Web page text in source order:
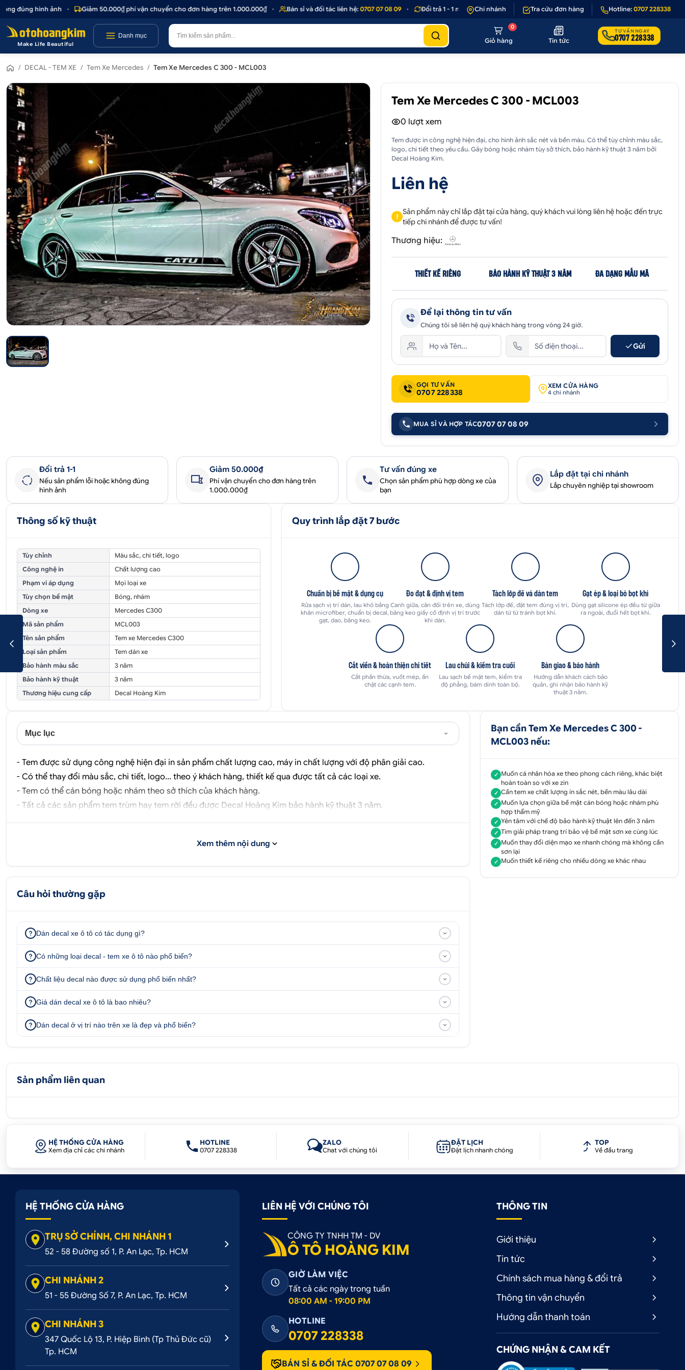
đúng hình ảnh • Giảm 50.000₫ phí vận chuyển cho đơn hàng trên 1.000.000₫ • Bán sỉ và đối tác liên hệ:0707 07 08 09 • Đổi trả 1 - 1 nếu sản phẩm lỗi hoặc không đúng hình ảnh Giảm 50.000₫ phí vận
Chi nhánh Tra cứu đơn hàng Hotline: 0707 228338
Make Life Beautiful
Danh mục
Giỏ hàng
0
Tin tức
TƯ VẤN NGAY
0707 228338
/ DECAL - TEM XE / Tem Xe Mercedes / Tem Xe Mercedes C 300 - MCL003
Tem Xe Mercedes C 300 - MCL003
0 lượt xem
Tem được in công nghệ hiện đại, cho hình ảnh sắc nét và bền màu. Có thể tùy chỉnh màu sắc,
logo, chi tiết theo yêu cầu. Gây bóng hoặc nhám tùy sở thích, bảo hành kỹ thuật 3 năm bởi
Decal Hoàng Kim.
Liên hệ
!
Sản phẩm này chỉ lắp đặt tại cửa hàng, quý khách vui lòng liên hệ hoặc đến trực
tiếp chi nhánh để được tư vấn!
Thương hiệu:
THIẾT KẾ RIÊNG BẢO HÀNH KỸ THUẬT 3 NĂM ĐA DẠNG MẪU MÃ
Để lại thông tin tư vấn
Chúng tôi sẽ liên hệ quý khách hàng trong vòng 24 giờ.
Gửi
GỌI TƯ VẤN
0707 228338
XEM CỬA HÀNG
4 chi nhánh
MUA SỈ VÀ HỢP TÁC0707 07 08 09
Đổi trả 1-1
Nếu sản phẩm lỗi hoặc không đúng
hình ảnh
Giảm 50.000₫
Phí vận chuyển cho đơn hàng trên
1.000.000₫
Tư vấn đúng xe
Chọn sản phẩm phù hợp dòng xe của
bạn
Lắp đặt tại chi nhánh
Lắp chuyên nghiệp tại showroom
Thông số kỹ thuật
Tùy chỉnh
Màu sắc, chi tiết, logo
Công nghệ in
Chất lượng cao
Phạm vi áp dụng
Mọi loại xe
Tùy chọn bề mặt
Bóng, nhám
Dòng xe
Mercedes C300
Mã sản phẩm
MCL003
Tên sản phẩm
Tem xe Mercedes C300
Loại sản phẩm
Tem dán xe
Bảo hành màu sắc
3 năm
Bảo hành kỹ thuật
3 năm
Thương hiệu cung cấp
Decal Hoàng Kim
Quy trình lắp đặt 7 bước
Chuẩn bị bề mặt & dụng cụ
Rửa sạch vị trí dán, lau khô bằng
khăn microfiber, chuẩn bị decal,
gạt, dao, băng keo.
Đo đạt & định vị tem
Canh giữa, cân đối trên xe, dùng
băng keo giấy cố định vị trí trước
khi dán.
Tách lớp đế và dán tem
Tách lớp đế, đặt tem đúng vị trí,
dán từ từ tránh bọt khí.
Gạt ép & loại bỏ bọt khí
Dùng gạt silicone ép đều từ giữa
ra ngoài, đuổi hết bọt khí.
Cắt viền & hoàn thiện chi tiết
Cắt phần thừa, vuốt mép, ấn
chặt các cạnh tem.
Lau chùi & kiểm tra cuối
Lau sạch bề mặt tem, kiểm tra
độ phẳng, bám dính toàn bộ.
Bàn giao & bảo hành
Hướng dẫn khách cách bảo
quản, ghi nhận bảo hành kỹ
thuật 3 năm.
Mục lục
- Tem được sử dụng công nghệ hiện đại in sản phẩm chất lượng cao, máy in chất lượng với độ phân giải cao.
- Có thể thay đổi màu sắc, chi tiết, logo... theo ý khách hàng, thiết kế qua được tất cả các loại xe.
- Tem có thể cán bóng hoặc nhám theo sở thích của khách hàng.
- Tất cả các sản phẩm tem trùm hay tem rời đều được Decal Hoàng Kim bảo hành kỹ thuật 3 năm.
Xem thêm nội dung
Câu hỏi thường gặp
Dán decal xe ô tô có tác dụng gì?
Có những loại decal - tem xe ô tô nào phổ biến?
Chất liệu decal nào được sử dụng phổ biến nhất?
Giá dán decal xe ô tô là bao nhiêu?
Dán decal ở vị trí nào trên xe là đẹp và phổ biến?
Bạn cần Tem Xe Mercedes C 300 -
MCL003 nếu:
✓ Muốn cá nhân hóa xe theo phong cách riêng, khác biệt
hoàn toàn so với xe zin
✓ Cần tem xe chất lượng in sắc nét, bền màu lâu dài
✓ Muốn lựa chọn giữa bề mặt cán bóng hoặc nhám phù
hợp thẩm mỹ
✓ Yên tâm với chế độ bảo hành kỹ thuật lên đến 3 năm
✓ Tìm giải pháp trang trí bảo vệ bề mặt sơn xe cùng lúc
✓ Muốn thay đổi diện mạo xe nhanh chóng mà không cần
sơn lại
✓ Muốn thiết kế riêng cho nhiều dòng xe khác nhau
Sản phẩm liên quan
HỆ THỐNG CỬA HÀNG
Xem địa chỉ các chi nhánh
HOTLINE
0707 228338
ZALO
Chat với chúng tôi
ĐẶT LỊCH
Đặt lịch nhanh chóng
TOP
Về đầu trang
HỆ THỐNG CỬA HÀNG
TRỤ SỞ CHÍNH, CHI NHÁNH 1
52 - 58 Đường số 1, P. An Lạc, Tp. HCM
CHI NHÁNH 2
51 - 55 Đường Số 7, P. An Lạc, Tp. HCM
CHI NHÁNH 3
347 Quốc Lộ 13, P. Hiệp Bình (Tp Thủ Đức cũ)
Tp. HCM
LIÊN HỆ VỚI CHÚNG TÔI
CÔNG TY TNHH TM - DV
Ô TÔ HOÀNG KIM
GIỜ LÀM VIỆC
Tất cả các ngày trong tuần
08:00 AM - 19:00 PM
HOTLINE
0707 228338
BÁN SỈ & ĐỐI TÁC 0707 07 08 09
THÔNG TIN
Giới thiệu
Tin tức
Chính sách mua hàng & đổi trả
Thông tin vận chuyển
Hướng dẫn thanh toán
CHỨNG NHẬN & CAM KẾT